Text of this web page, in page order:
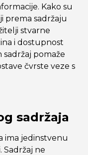
Kako su
prema sadržaju
stvarne
i dostupnost
pomaže
čvrste veze s
sadržaja
ima jedinstvenu
Sadržaj ne